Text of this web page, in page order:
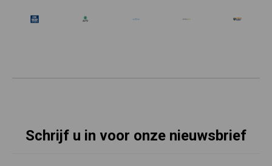
Schrijf u in voor onze nieuwsbrief